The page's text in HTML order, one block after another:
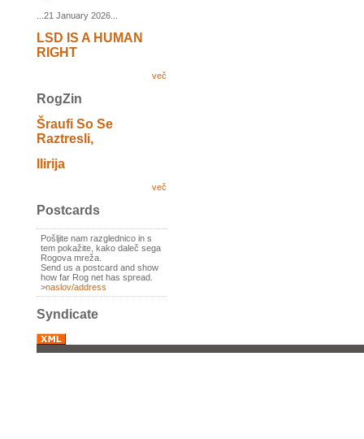
...21 January 2026...
LSD IS A HUMAN
RIGHT
več
RogZin
Šraufi So Se
Raztresli,
Ilirija
več
Postcards
Pošljite nam razglednico in s
tem pokažite, kako daleč sega
Rogova mreža.
Send us a postcard and show
how far Rog net has spread.
>naslov/address
Syndicate